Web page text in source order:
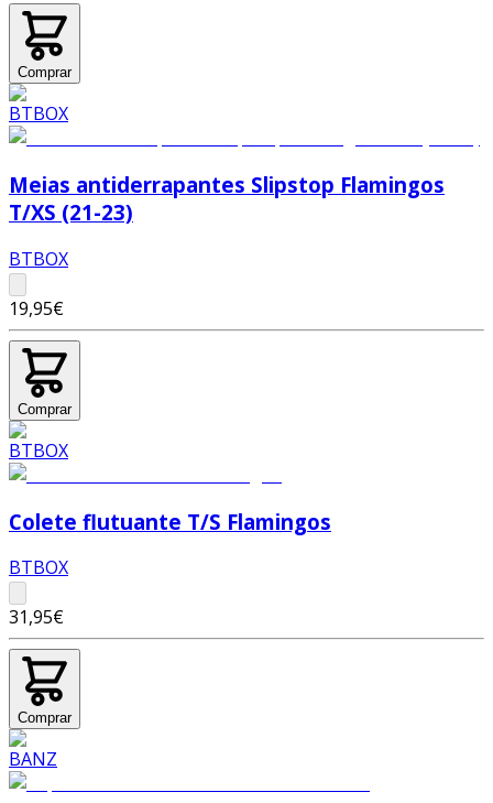
Comprar
Meias antiderrapantes Slipstop Flamingos
T/XS (21-23)
BTBOX
19,95€
Comprar
Colete flutuante T/S Flamingos
BTBOX
31,95€
Comprar